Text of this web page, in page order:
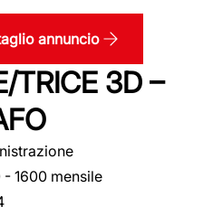
annuncio
TRICE 3D –
- 1600 mensile